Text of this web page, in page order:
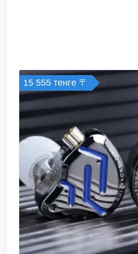
15 555 тенге 〒